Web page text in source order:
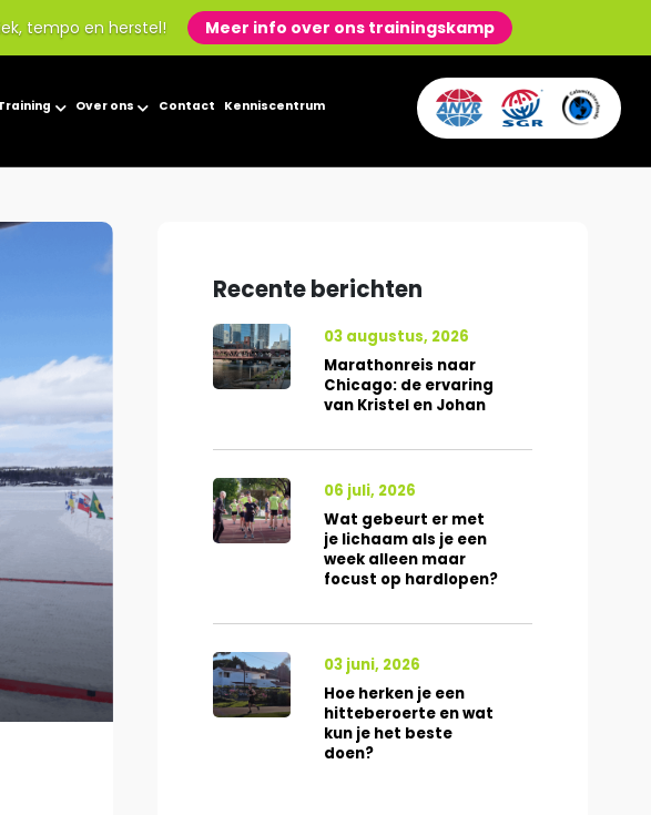
tempo en herstel! Meer info over ons trainingskamp
Over ons Contact Kenniscentrum
Recente berichten
03 augustus, 2026
Marathonreis naar
Chicago: de ervaring
van Kristel en Johan
06 juli, 2026
Wat gebeurt er met
je lichaam als je een
week alleen maar
focust op hardlopen?
03 juni, 2026
Hoe herken je een
hitteberoerte en wat
kun je het beste
doen?